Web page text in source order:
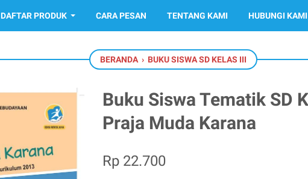
DAFTAR PRODUK CARA PESAN TENTANG KAMI HUBUNGI KAMI
BERANDA › BUKU SISWA SD KELAS III
Buku Siswa Tematik SD
Praja Muda Karana
Rp 22.700